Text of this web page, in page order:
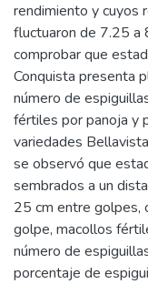
rendimiento y cuyos
fluctuaron de 7.25 a
comprobar que
Conquista presenta
número de
fértiles por panoja y
variedades
se observó que
sembrados a un
25 cm entre golpes,
golpe, macollos
número de
porcentaje de